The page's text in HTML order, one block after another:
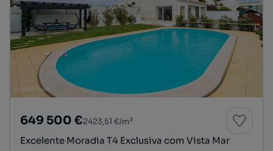
649 500 €2423,51 €/m²
Excelente Moradia T4 Exclusiva com Vista Mar